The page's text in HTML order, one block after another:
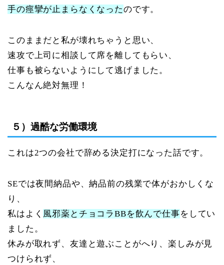
手の痙攣が止まらなくなったのです。
このままだと私が壊れちゃうと思い、
速攻で上司に相談して席を離してもらい、
仕事も被らないようにして逃げました。
こんなん絶対無理！
５）過酷な労働環境
これは2つの会社で辞める決定打になった話です。
SEでは夜間納品や、納品前の残業で体がおかしくな
り、
私はよく 風邪薬とチョコラBBを飲んで仕事をしてい
ました。
休みが取れず、友達と遊ぶことがへり、楽しみが見
つけられず、